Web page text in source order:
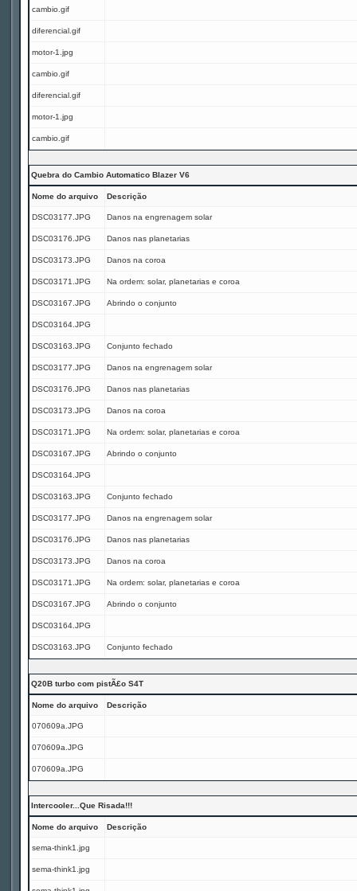
cambio.gif
diferencial.gif
motor-1.jpg
cambio.gif
diferencial.gif
motor-1.jpg
cambio.gif
Quebra do Cambio Automatico Blazer V6
Nome do arquivo Descrição
DSC03177.JPG Danos na engrenagem solar
DSC03176.JPG Danos nas planetarias
DSC03173.JPG Danos na coroa
DSC03171.JPG Na ordem: solar, planetarias e coroa
DSC03167.JPG Abrindo o conjunto
DSC03164.JPG
DSC03163.JPG Conjunto fechado
DSC03177.JPG Danos na engrenagem solar
DSC03176.JPG Danos nas planetarias
DSC03173.JPG Danos na coroa
DSC03171.JPG Na ordem: solar, planetarias e coroa
DSC03167.JPG Abrindo o conjunto
DSC03164.JPG
DSC03163.JPG Conjunto fechado
DSC03177.JPG Danos na engrenagem solar
DSC03176.JPG Danos nas planetarias
DSC03173.JPG Danos na coroa
DSC03171.JPG Na ordem: solar, planetarias e coroa
DSC03167.JPG Abrindo o conjunto
DSC03164.JPG
DSC03163.JPG Conjunto fechado
Q20B turbo com pistÃ£o S4T
Nome do arquivo Descrição
070609a.JPG
070609a.JPG
070609a.JPG
Intercooler...Que Risada!!!
Nome do arquivo Descrição
sema-think1.jpg
sema-think1.jpg